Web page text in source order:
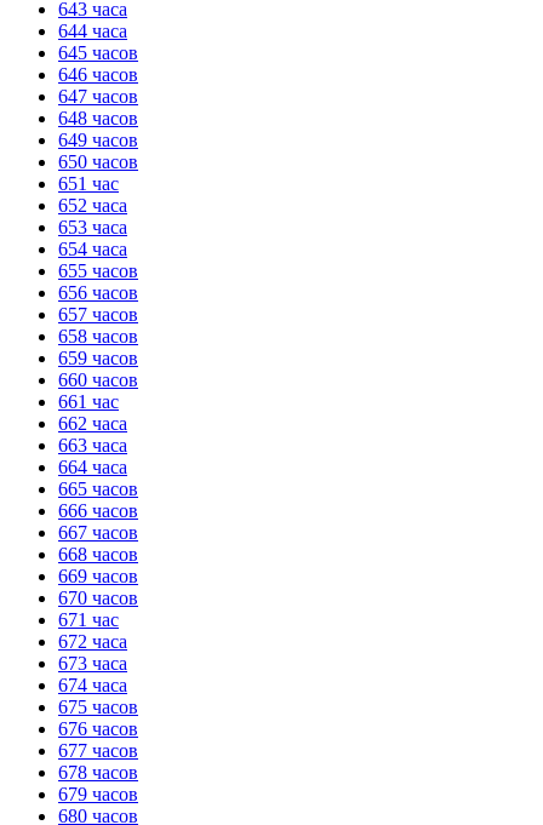
643 часа
644 часа
645 часов
646 часов
647 часов
648 часов
649 часов
650 часов
651 час
652 часа
653 часа
654 часа
655 часов
656 часов
657 часов
658 часов
659 часов
660 часов
661 час
662 часа
663 часа
664 часа
665 часов
666 часов
667 часов
668 часов
669 часов
670 часов
671 час
672 часа
673 часа
674 часа
675 часов
676 часов
677 часов
678 часов
679 часов
680 часов